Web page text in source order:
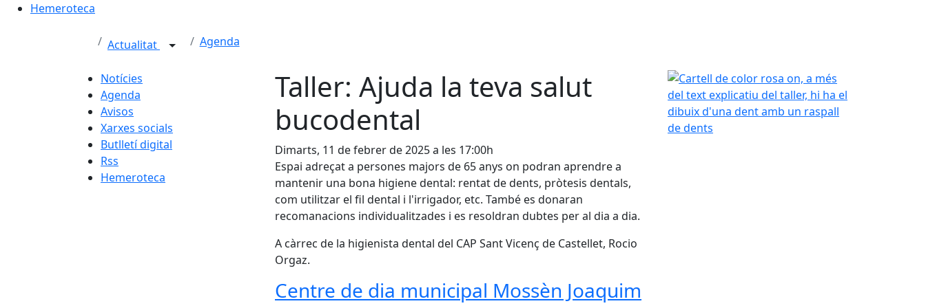
Hemeroteca
Actualitat Agenda
Notícies
Agenda
Avisos
Xarxes socials
Butlletí digital
Rss
Hemeroteca
Taller: Ajuda la teva salut
bucodental
Dimarts, 11 de febrer de 2025 a les 17:00h
Espai adreçat a persones majors de 65 anys on podran aprendre a
mantenir una bona higiene dental: rentat de dents, pròtesis dentals,
com utilitzar el fil dental i l'irrigador, etc. També es donaran
recomanacions individualitzades i es resoldran dubtes per al dia a dia.
A càrrec de la higienista dental del CAP Sant Vicenç de Castellet, Rocio
Orgaz.
Centre de dia municipal Mossèn Joaquim
Cartell de color rosa on, a més del text